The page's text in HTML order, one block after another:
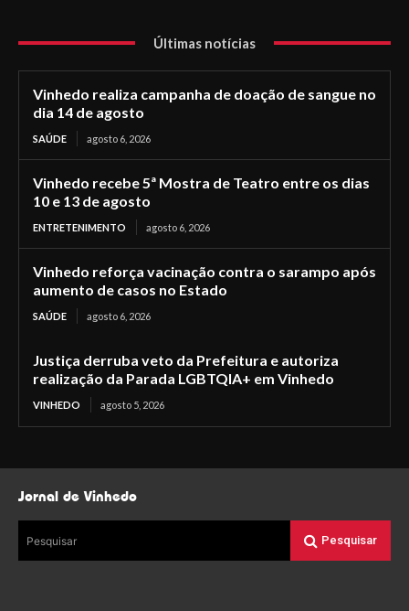
Últimas notícias
Vinhedo realiza campanha de doação de sangue no
dia 14 de agosto
SAÚDE agosto 6, 2026
Vinhedo recebe 5ª Mostra de Teatro entre os dias
10 e 13 de agosto
ENTRETENIMENTO agosto 6, 2026
Vinhedo reforça vacinação contra o sarampo após
aumento de casos no Estado
SAÚDE agosto 6, 2026
Justiça derruba veto da Prefeitura e autoriza
realização da Parada LGBTQIA+ em Vinhedo
VINHEDO agosto 5, 2026
Jornal de Vinhedo
Pesquisar Pesquisar